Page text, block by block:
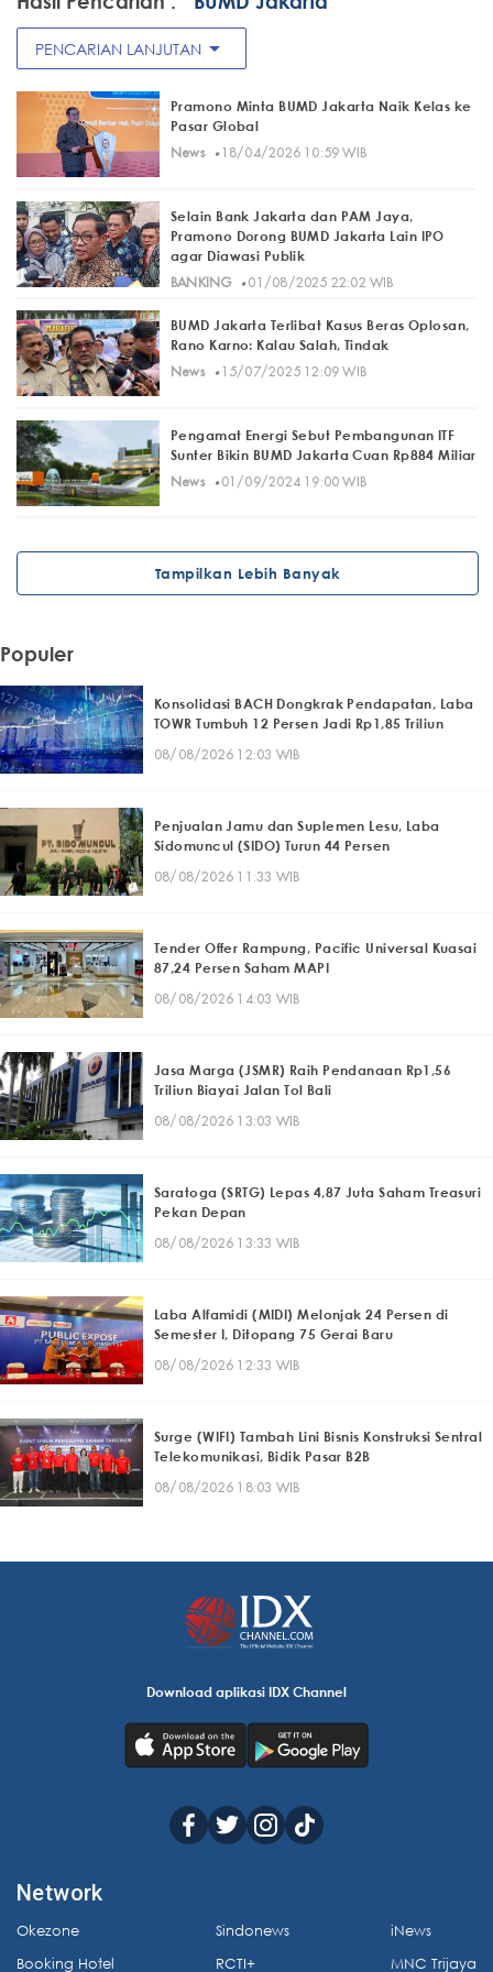
PENCARIAN LANJUTAN arrow_drop_down
Pramono Minta BUMD Jakarta Naik Kelas ke
Pasar Global
News· 18/04/2026 10:59 WIB
Selain Bank Jakarta dan PAM Jaya,
Pramono Dorong BUMD Jakarta Lain IPO
agar Diawasi Publik
BANKING· 01/08/2025 22:02 WIB
BUMD Jakarta Terlibat Kasus Beras Oplosan,
Rano Karno: Kalau Salah, Tindak
News· 15/07/2025 12:09 WIB
Pengamat Energi Sebut Pembangunan ITF
Sunter Bikin BUMD Jakarta Cuan Rp884 Miliar
News· 01/09/2024 19:00 WIB
Tampilkan Lebih Banyak
Populer
Konsolidasi BACH Dongkrak Pendapatan, Laba
TOWR Tumbuh 12 Persen Jadi Rp1,85 Triliun
08/08/2026 12:03 WIB
Penjualan Jamu dan Suplemen Lesu, Laba
Sidomuncul (SIDO) Turun 44 Persen
08/08/2026 11:33 WIB
Tender Offer Rampung, Pacific Universal Kuasai
87,24 Persen Saham MAPI
08/08/2026 14:03 WIB
Jasa Marga (JSMR) Raih Pendanaan Rp1,56
Triliun Biayai Jalan Tol Bali
08/08/2026 13:03 WIB
Saratoga (SRTG) Lepas 4,87 Juta Saham Treasuri
Pekan Depan
08/08/2026 13:33 WIB
Laba Alfamidi (MIDI) Melonjak 24 Persen di
Semester I, Ditopang 75 Gerai Baru
08/08/2026 12:33 WIB
Surge (WIFI) Tambah Lini Bisnis Konstruksi Sentral
Telekomunikasi, Bidik Pasar B2B
08/08/2026 18:03 WIB
Download aplikasi IDX Channel
Network
Okezone
Booking Hotel
Sindonews
RCTI+
iNews
MNC Trijaya